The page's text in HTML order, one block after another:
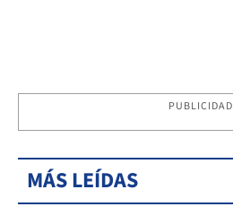
PUBLICIDAD
MÁS LEÍDAS